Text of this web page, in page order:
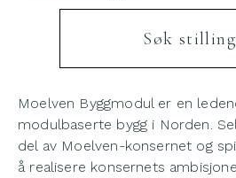
Søk
Moelven Byggmodul er en
modulbaserte bygg i Norden.
del av Moelven-konsernet og
å realisere konsernets